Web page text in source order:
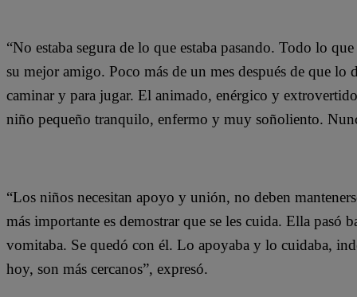
“No estaba segura de lo que estaba pasando. Todo lo
su mejor amigo. Poco más de un mes después de que
caminar y para jugar. El animado, enérgico y
niño pequeño tranquilo, enfermo y muy soñoliento.
“Los niños necesitan apoyo y unión, no deben
más importante es demostrar que se les cuida. Ella pasó
vomitaba. Se quedó con él. Lo apoyaba y lo cuidaba,
hoy, son más cercanos”, expresó.